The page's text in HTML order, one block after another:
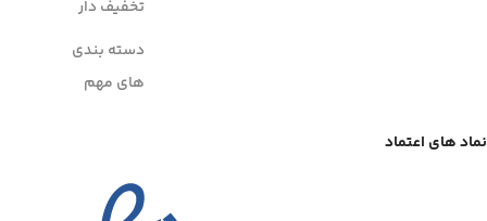
تخفیف دار
دسته بندی
های مهم
نماد های اعتماد